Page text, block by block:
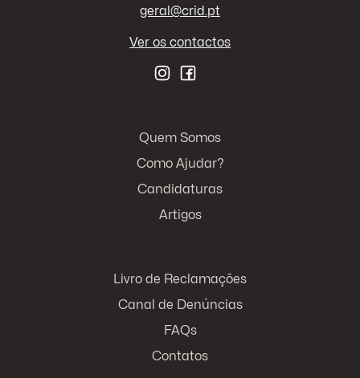
geral@crid.pt
Ver os contactos
Quem Somos
Como Ajudar?
Candidaturas
Artigos
Livro de Reclamações
Canal de Denúncias
FAQs
Contatos